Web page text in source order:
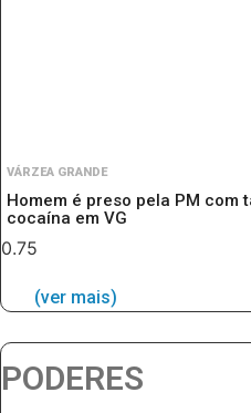
VÁRZEA GRANDE
Homem é preso pela PM com
cocaína em VG
(ver mais)
PODERES